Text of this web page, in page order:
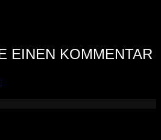
EINEN KOMMENTAR
sein, um einen Kommentar